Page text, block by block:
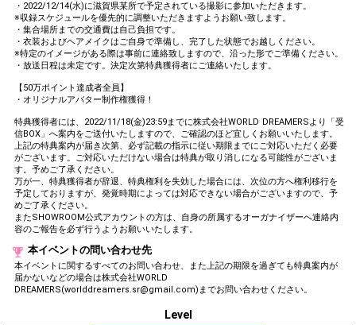
・2022/12/14(水)に滋賀県某所で予定されている撮影に参加いただきます。
※収録スケジュールを優先的に調整いただきますようお願い致します。
・集合場所までの交通費は自己負担です。
・衣装およびヘアメイクはご自身で準備し、完了した状態でお越しください。
※特定のイメージがある際は事前に連絡致しますので、沿った形でご準備ください。
・放送日程は未定です。決定次第特典獲得者にご連絡いたします。
【50万ポイント達成者全員】
・オリジナルアバター制作権獲得！
特典獲得者には、2022/11/18(金)23:59までに株式会社WORLD DREAMERSより「受
信BOX」へ案内をご送付いたしますので、ご確認のほど宜しくお願いいたします。
上記の特典案内が届き次第、必ず記載の指示に従い期限までにご対応いただく必要
がございます。ご対応いただけない場合は特典が取り消しになる可能性がございま
す。予めご了承ください。
万が一、特典獲得者が辞退、特典権利を失効した場合には、次位の方へ権利移行を
予定しておりますが、発覚時期によっては対応できない場合がございますので、予
めご了承ください。
またSHOWROOM公式アカウントの方は、自身の所属するオーガナイザーへ連絡内
容のご報告を必ず行うようお願いいたします。
本イベントの問い合わせ先
本イベントに関するすべてのお問い合わせ、また上記の期限を過ぎても特典案内が
届かないなどの場合は株式会社WORLD
DREAMERS(worlddreamers.sr@gmail.com)までお問い合わせください。
Level